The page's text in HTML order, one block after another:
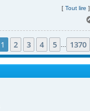
[ Tout lire ]
1 2 3 4 5 1370